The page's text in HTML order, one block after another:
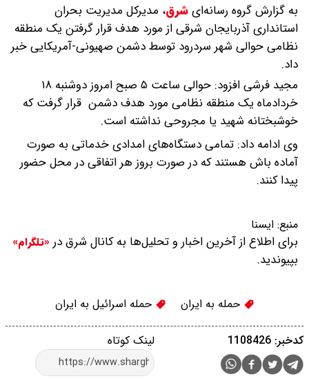
به گزارش گروه رسانه‌ایشرق، مدیرکل مدیریت بحران
استانداری آذربایجان شرقی از مورد هدف قرار گرفتن یک منطقه
نظامی حوالی شهر سردرود توسط دشمن صهیونی-آمریکایی خبر
داد.
مجید فرشی افزود: حوالی ساعت ۵ صبح امروز دوشنبه ۱۸
خردادماه یک منطقه نظامی مورد هدف دشمن قرار گرفت که
خوشبختانه شهید یا مجروحی نداشته است.
وی ادامه داد: تمامی دستگاه‌های امدادی خدماتی به صورت
آماده باش هستند که در صورت بروز هر اتفاقی در محل حضور
پیدا کنند.
منبع: ايسنا
برای اطلاع از آخرین اخبار و تحلیل‌ها به کانال شرق در «تلگرام»
بپیوندید.
حمله به ایران حمله اسرائیل به ایران
لینک کوتاه کدخبر: 1108426